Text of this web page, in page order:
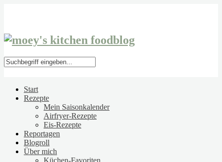
Start
Rezepte
Mein Saisonkalender
Airfryer-Rezepte
Eis-Rezepte
Reportagen
Blogroll
Über mich
Küchen-Favoriten